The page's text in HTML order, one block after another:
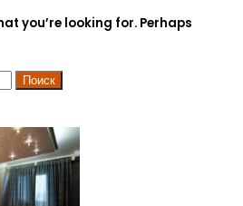
you’re looking for. Perhaps